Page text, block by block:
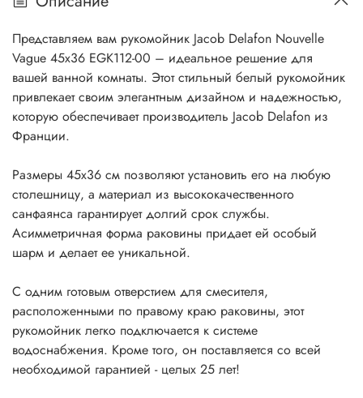
Представляем вам рукомойник Jacob Delafon Nouvelle
Vague 45x36 EGK112-00 – идеальное решение для
вашей ванной комнаты. Этот стильный белый рукомойник
привлекает своим элегантным дизайном и надежностью,
которую обеспечивает производитель Jacob Delafon из
Франции.
Размеры 45х36 см позволяют установить его на любую
столешницу, а материал из высококачественного
санфаянса гарантирует долгий срок службы.
Асимметричная форма раковины придает ей особый
шарм и делает ее уникальной.
С одним готовым отверстием для смесителя,
расположенными по правому краю раковины, этот
рукомойник легко подключается к системе
водоснабжения. Кроме того, он поставляется со всей
необходимой гарантией - целых 25 лет!